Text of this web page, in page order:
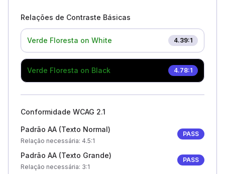
Relações de Contraste Básicas
Verde Floresta on White 4.39:1
Verde Floresta on Black 4.78:1
Conformidade WCAG 2.1
Padrão AA (Texto Normal)
Relação necessária: 4.5:1
PASS
Padrão AA (Texto Grande)
Relação necessária: 3:1
PASS